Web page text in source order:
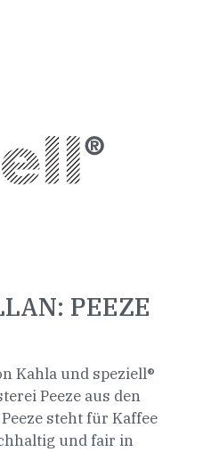
PEEZE
Kahla und speziell®
Peeze aus den
steht für Kaffee
und fair in